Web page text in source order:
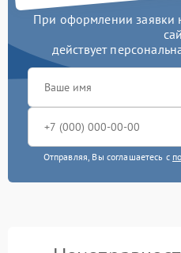
При оформлении заявки
действует
Отправляя, Вы соглашаетесь с